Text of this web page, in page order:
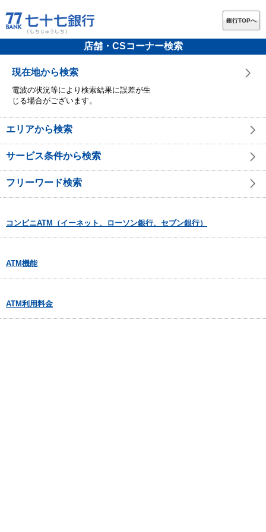
銀行TOPへ
店舗・CSコーナー検索
現在地から検索
電波の状況等により検索結果に誤差が生
じる場合がございます。
エリアから検索
サービス条件から検索
フリーワード検索
コンビニATM（イーネット、ローソン銀行、セブン銀行）
ATM機能
ATM利用料金